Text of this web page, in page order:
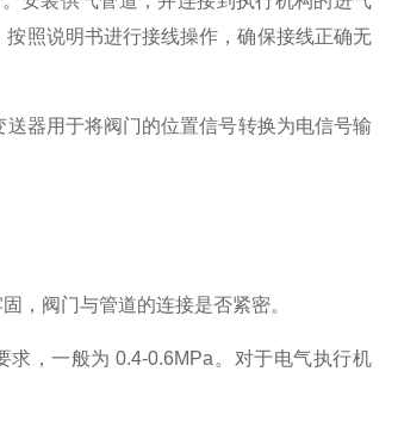
照说明书进行接线操作，确保接线正确无
器用于将阀门的位置信号转换为电信号输
，阀门与管道的连接是否紧密。
求，一般为 0.4-0.6MPa。对于电气执行机